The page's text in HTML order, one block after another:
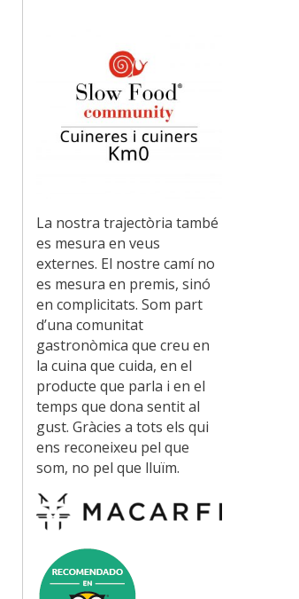
La nostra trajectòria també
es mesura en veus
externes. El nostre camí no
es mesura en premis, sinó
en complicitats. Som part
d’una comunitat
gastronòmica que creu en
la cuina que cuida, en el
producte que parla i en el
temps que dona sentit al
gust. Gràcies a tots els qui
ens reconeixeu pel que
som, no pel que lluïm.